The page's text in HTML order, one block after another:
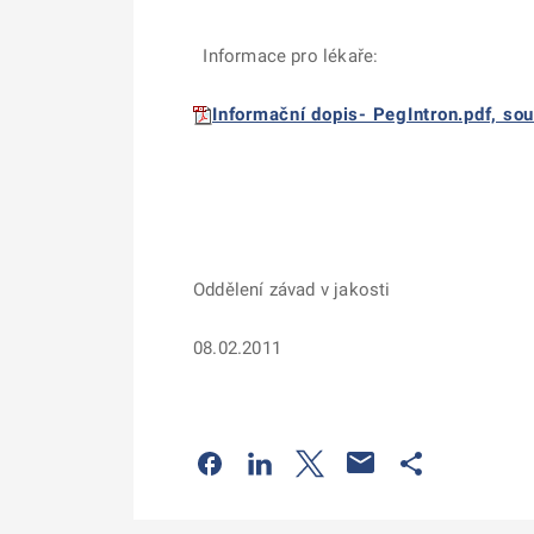
Informace pro lékaře:
Informační dopis- PegIntron.pdf,
Oddělení závad v jakosti
08.02.2011
Odkaz se otevře na nové kartě
Odkaz se otevře na nové kartě
Odkaz se otevře na